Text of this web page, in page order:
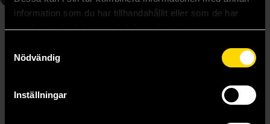
information som du har tillhandahållit eller som de har
samlat in när du har använt deras tjänster.
Nödvändig
Inställningar